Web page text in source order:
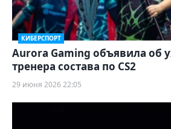
КИБЕРСПОРТ
Aurora Gaming объявила об
тренера состава по CS2
29 июня 2026 22:05